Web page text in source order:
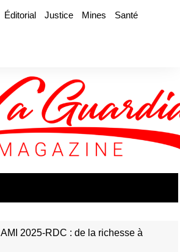
Éditorial Justice Mines
Santé
AMI 2025-RDC : de la richesse à